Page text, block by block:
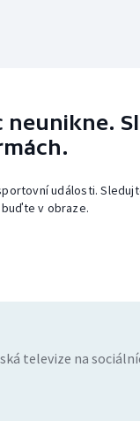
neunikne.
události.
buďte v obraze.
televize na